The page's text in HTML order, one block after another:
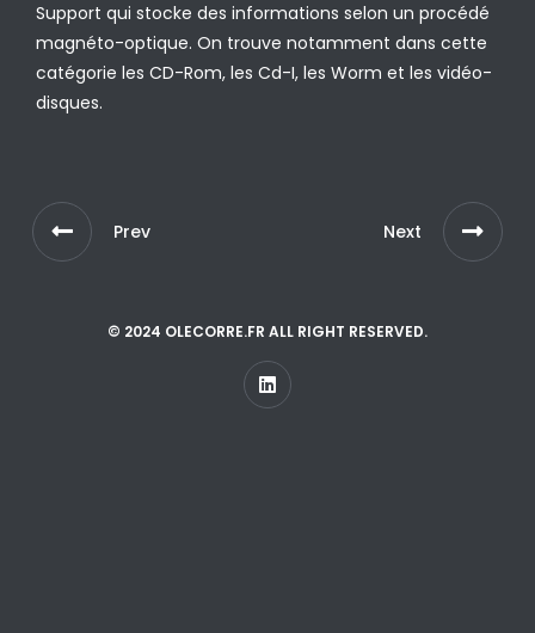
Support qui stocke des informations selon un procédé
magnéto-optique. On trouve notamment dans cette
catégorie les CD-Rom, les Cd-I, les Worm et les vidéo-
disques.
Prev Next
© 2024 OLECORRE.FR ALL RIGHT RESERVED.